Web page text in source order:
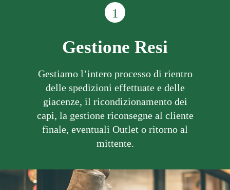
1
Gestione Resi
Gestiamo l’intero processo di rientro
delle spedizioni effettuate e delle
giacenze, il ricondizionamento dei
capi, la gestione riconsegne al cliente
finale, eventuali Outlet o ritorno al
mittente.